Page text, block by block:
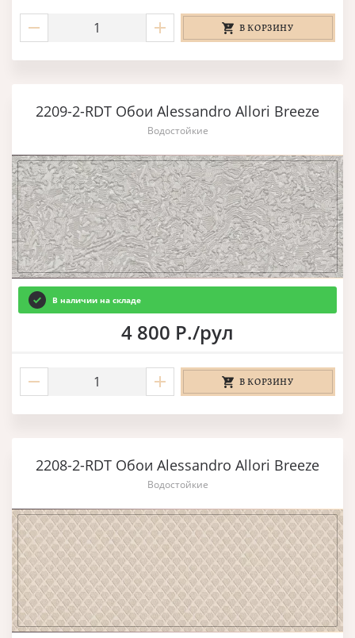
В КОРЗИНУ
2209-2-RDT Обои Alessandro Allori Breeze
Водостойкие
В наличии на складе
4 800 Р./рул
В КОРЗИНУ
2208-2-RDT Обои Alessandro Allori Breeze
Водостойкие